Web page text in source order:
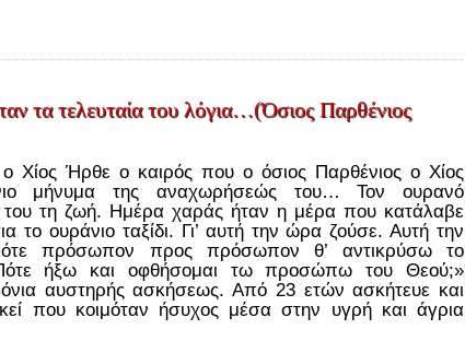
τα τελευταία του λόγια…(Όσιος Παρθένιος
Χίος Ήρθε ο καιρός που ο όσιος Παρθένιος ο Χίος
μήνυμα της αναχωρήσεώς του… Τον ουρανό
τη ζωή. Ημέρα χαράς ήταν η μέρα που κατάλαβε
το ουράνιο ταξίδι. Γι’ αυτή την ώρα ζούσε. Αυτή την
πρόσωπον προς πρόσωπον θ’ αντικρύσω το
ήξω και οφθήσομαι τω προσώπω του Θεού;»
αυστηρής ασκήσεως. Από 23 ετών ασκήτευε και
που κοιμόταν ήσυχος μέσα στην υγρή και άγρια